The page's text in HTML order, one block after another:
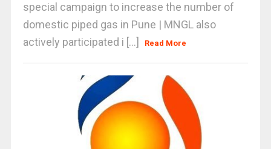
special campaign to increase the number of
domestic piped gas in Pune | MNGL also
actively participated i [...]
Read More